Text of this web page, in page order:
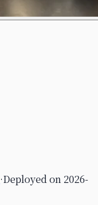
·Deployed on 2026-